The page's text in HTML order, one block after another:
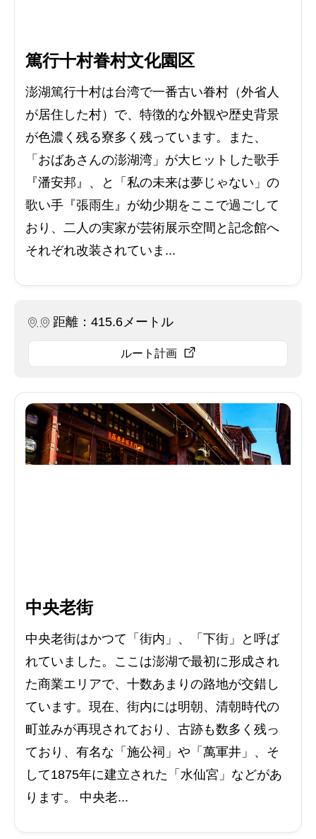
篤行十村眷村文化園区
澎湖篤行十村は台湾で一番古い眷村（外省人
が居住した村）で、特徴的な外観や歴史背景
が色濃く残る寮多く残っています。また、
「おばあさんの澎湖湾」が大ヒットした歌手
『潘安邦』、と「私の未来は夢じゃない」の
歌い手『張雨生』が幼少期をここで過ごして
おり、二人の実家が芸術展示空間と記念館へ
それぞれ改装されていま...
距離：415.6メートル
ルート計画
中央老街
中央老街はかつて「街内」、「下街」と呼ば
れていました。ここは澎湖で最初に形成され
た商業エリアで、十数あまりの路地が交錯し
ています。現在、街内には明朝、清朝時代の
町並みが再現されており、古跡も数多く残っ
ており、有名な「施公祠」や「萬軍井」、そ
して1875年に建立された「水仙宮」などがあ
ります。 中央老...